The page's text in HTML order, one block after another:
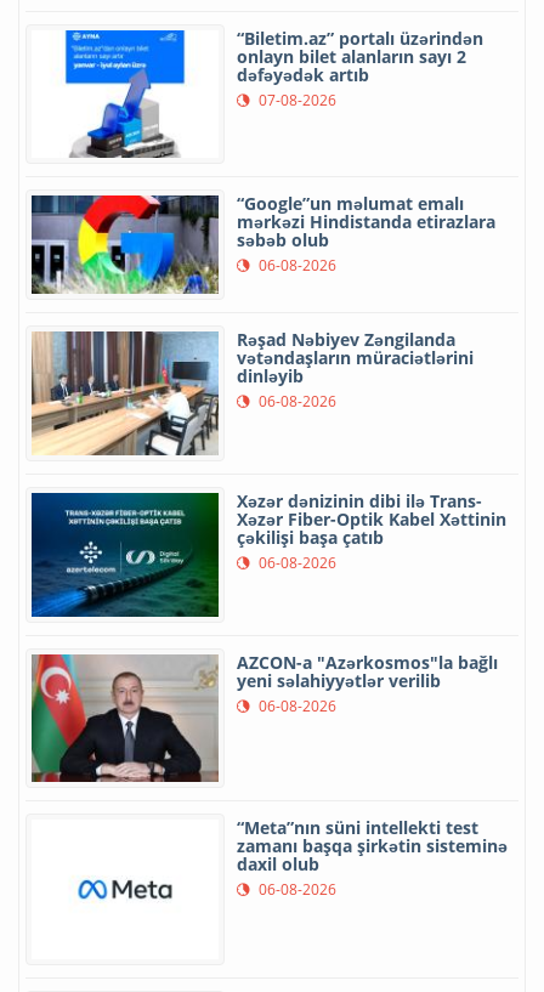
“Biletim.az” portalı üzərindən
onlayn bilet alanların sayı 2
dəfəyədək artıb
07-08-2026
“Google”un məlumat emalı
mərkəzi Hindistanda etirazlara
səbəb olub
06-08-2026
Rəşad Nəbiyev Zəngilanda
vətəndaşların müraciətlərini
dinləyib
06-08-2026
Xəzər dənizinin dibi ilə Trans-
Xəzər Fiber-Optik Kabel Xəttinin
çəkilişi başa çatıb
06-08-2026
AZCON-a "Azərkosmos"la bağlı
yeni səlahiyyətlər verilib
06-08-2026
“Meta”nın süni intellekti test
zamanı başqa şirkətin sisteminə
daxil olub
06-08-2026